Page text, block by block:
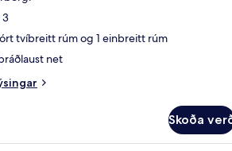
3
tvíbreitt rúm og 1 einbreitt rúm
net
Skoða